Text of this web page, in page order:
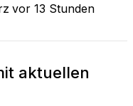
vor 13 Stunden
aktuellen